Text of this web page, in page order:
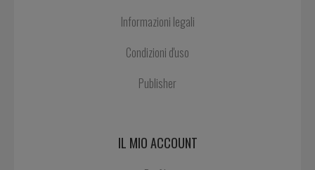
Informazioni legali
Condizioni d'uso
Publisher
IL MIO ACCOUNT